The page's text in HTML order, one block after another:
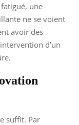
une
ne se voient
avoir des
d’un
suffit. Par